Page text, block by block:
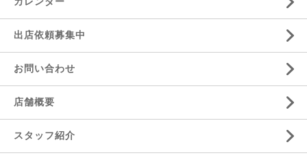
出店依頼募集中
お問い合わせ
店舗概要
スタッフ紹介